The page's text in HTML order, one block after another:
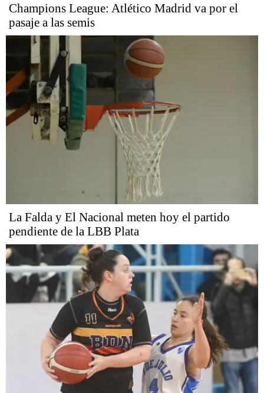
Champions League: Atlético Madrid va por el
pasaje a las semis
La Falda y El Nacional meten hoy el partido
pendiente de la LBB Plata